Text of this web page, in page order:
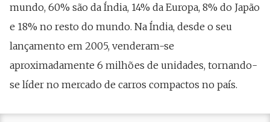
mundo, 60% são da Índia, 14% da Europa, 8% do Japão
e 18% no resto do mundo. Na Índia, desde o seu
lançamento em 2005, venderam-se
aproximadamente 6 milhões de unidades, tornando-
se líder no mercado de carros compactos no país.